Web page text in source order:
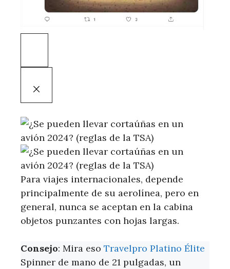
Para viajes internacionales, depende
principalmente de su aerolínea, pero en
general, nunca se aceptan en la cabina
objetos punzantes con hojas largas.
Consejo: Mira eso Travelpro Platino Élite
Spinner de mano de 21 pulgadas, un